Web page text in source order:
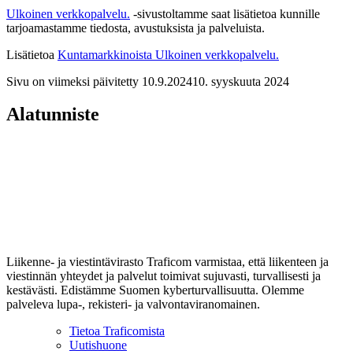
Ulkoinen verkkopalvelu. -sivustoltamme saat lisätietoa kunnille
tarjoamastamme tiedosta, avustuksista ja palveluista.
Lisätietoa Kuntamarkkinoista Ulkoinen verkkopalvelu.
Sivu on viimeksi päivitetty 10.9.202410. syyskuuta 2024
Alatunniste
Liikenne- ja viestintävirasto Traficom varmistaa, että liikenteen ja
viestinnän yhteydet ja palvelut toimivat sujuvasti, turvallisesti ja
kestävästi. Edistämme Suomen kyberturvallisuutta. Olemme
palveleva lupa-, rekisteri- ja valvontaviranomainen.
Tietoa Traficomista
Uutishuone